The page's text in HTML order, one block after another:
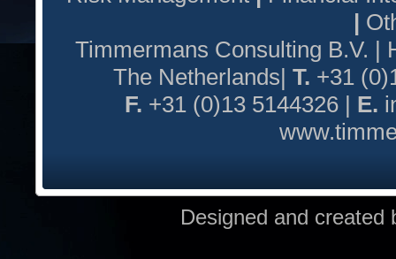
|
Timmermans Consulting B.V. |
The Netherlands| T. +31
F. +31 (0)13 5144326 | E.
Designed and created